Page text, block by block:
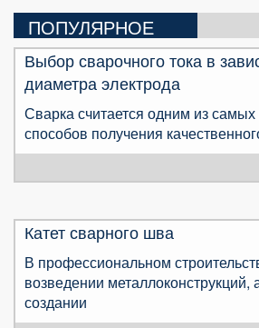
ПОПУЛЯРНОЕ
Выбор сварочного тока в
диаметра электрода
Сварка считается одним из
способов получения
Катет сварного шва
В профессиональном
возведении металлоконструкций,
создании